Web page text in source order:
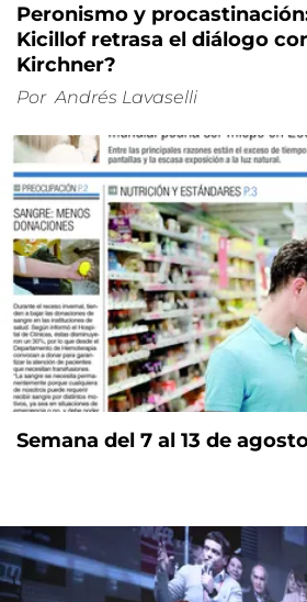
Peronismo y
Kicillof retrasa el diálogo
Kirchner?
Por Andrés Lavaselli
Semana del 7 al 13 de